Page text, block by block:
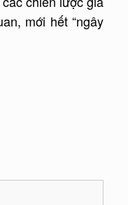
mới hết “ngây